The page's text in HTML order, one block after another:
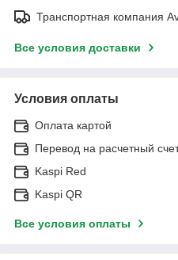
Транспортная компания
Все условия доставки
Условия оплаты
Оплата картой
Перевод на расчетный
Kaspi Red
Kaspi QR
Все условия оплаты